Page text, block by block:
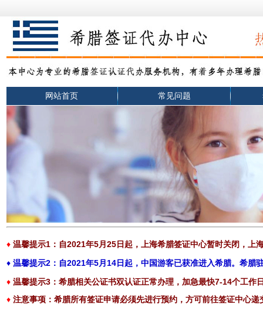
网站首页 常见问题
♦ 温馨提示1：自2021年5月25日起，上海希腊签证中心暂时关闭，上
♦ 温馨提示2：自2021年5月14日起，中国游客已获准进入希腊。希腊
♦ 温馨提示3： 希腊相关公证书双认证正常办理，加急最快7-14个工作
♦ 注意事项： 希腊所有签证申请必须先进行预约，方可前往签证中心